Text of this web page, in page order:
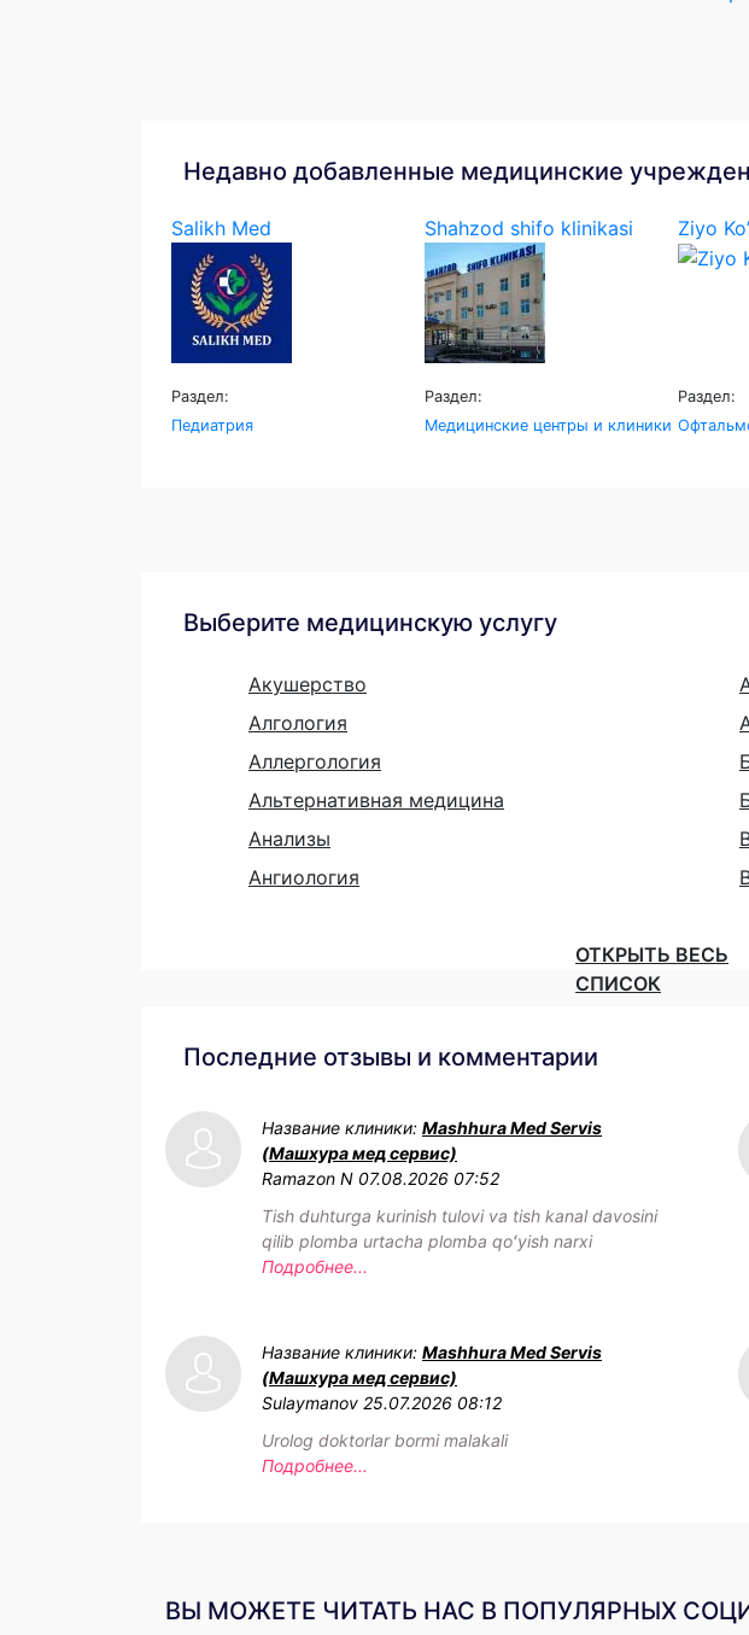
Недавно добавленные медицинские
Salikh Med
Раздел:
Педиатрия
Shahzod shifo klinikasi
Раздел:
Медицинские центры и клиники
Ziyo
Раздел:
Выберите медицинскую услугу
Акушерство
Алгология
Аллергология
Альтернативная медицина
Анализы
Ангиология
ОТКРЫТЬ ВЕСЬ
СПИСОК
Последние отзывы и комментарии
Название клиники: Mashhura Med Servis
(Машхура мед сервис)
Ramazon N 07.08.2026 07:52
Tish duhturga kurinish tulovi va tish kanal davosini
qilib plomba urtacha plomba qoʻyish narxi
Подробнее...
Название клиники: Mashhura Med Servis
(Машхура мед сервис)
Sulaymanov 25.07.2026 08:12
Urolog doktorlar bormi malakali
Подробнее...
ВЫ МОЖЕТЕ ЧИТАТЬ НАС В ПОПУЛЯРНЫХ